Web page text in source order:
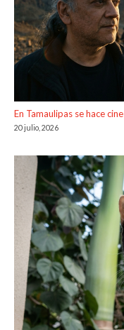
En Tamaulipas se hace cine
20 julio, 2026